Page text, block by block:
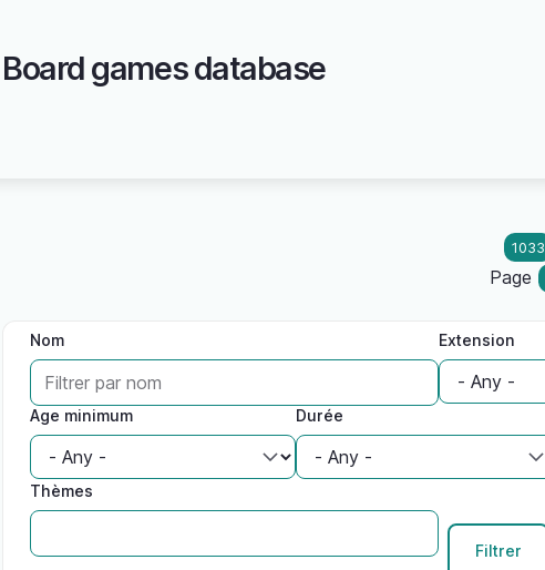
Board games database
1033
Page
Nom Extension
Age minimum Durée
Thèmes